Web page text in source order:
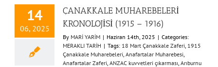
14
06, 2025
ÇANAKKALE MUHAREBELERİ
KRONOLOJİSİ (1915 – 1916)
By MARİ YARİM | Haziran 14th, 2025 | Categories:
MERAKLI TARİH | Tags: 18 Mart Çanakkale Zaferi 1915
Çanakkale Muharebeleri Anafartalar Muharebesi
Anafartalar Zaferi ANZAC kuvvetleri çıkarması Arıburnu